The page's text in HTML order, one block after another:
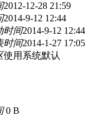
2012-12-28 21:59
2014-9-12 12:44
时间2014-9-12 12:44
时间2014-1-27 17:05
使用系统默认
0 B